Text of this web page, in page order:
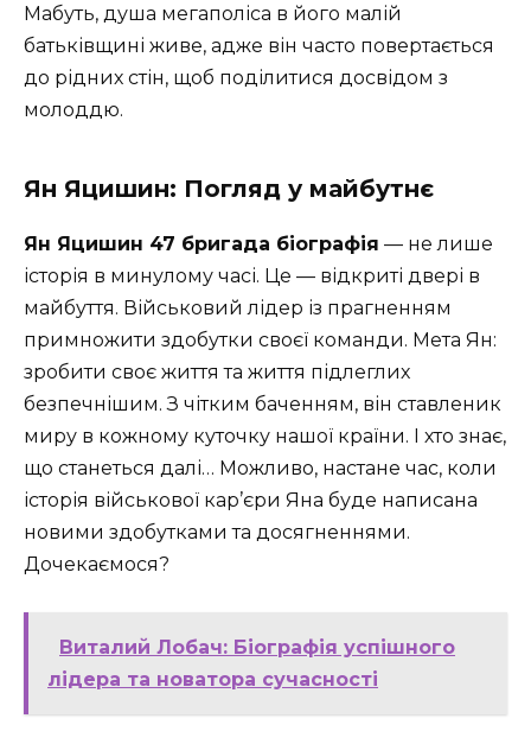
Мабуть, душа мегаполіса в його малій
батьківщині живе, адже він часто повертається
до рідних стін, щоб поділитися досвідом з
молоддю.
Ян Яцишин: Погляд у майбутнє
Ян Яцишин 47 бригада біографія — не лише
історія в минулому часі. Це — відкриті двері в
майбуття. Військовий лідер із прагненням
примножити здобутки своєї команди. Мета Ян:
зробити своє життя та життя підлеглих
безпечнішим. З чітким баченням, він ставленик
миру в кожному куточку нашої країни. І хто знає,
що станеться далі… Можливо, настане час, коли
історія військової кар’єри Яна буде написана
новими здобутками та досягненнями.
Дочекаємося?
Виталий Лобач: Біографія успішного
лідера та новатора сучасності